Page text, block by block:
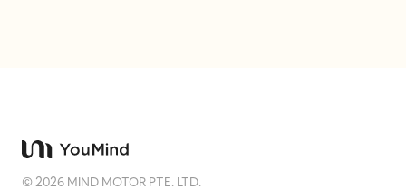
하세요. 부드러운 앤티앨리어싱, 미묘한 그림
자 및 사실적인 Windows 앱 비율을 사용하세
문구를 추가하세요. 포스터는 세련되고 사실적
으로 유지하며, 읽기 쉬운 라벨을 사용하고 워
SEEDANCE 2.0
©2026 MIND MOTOR PTE. LTD.